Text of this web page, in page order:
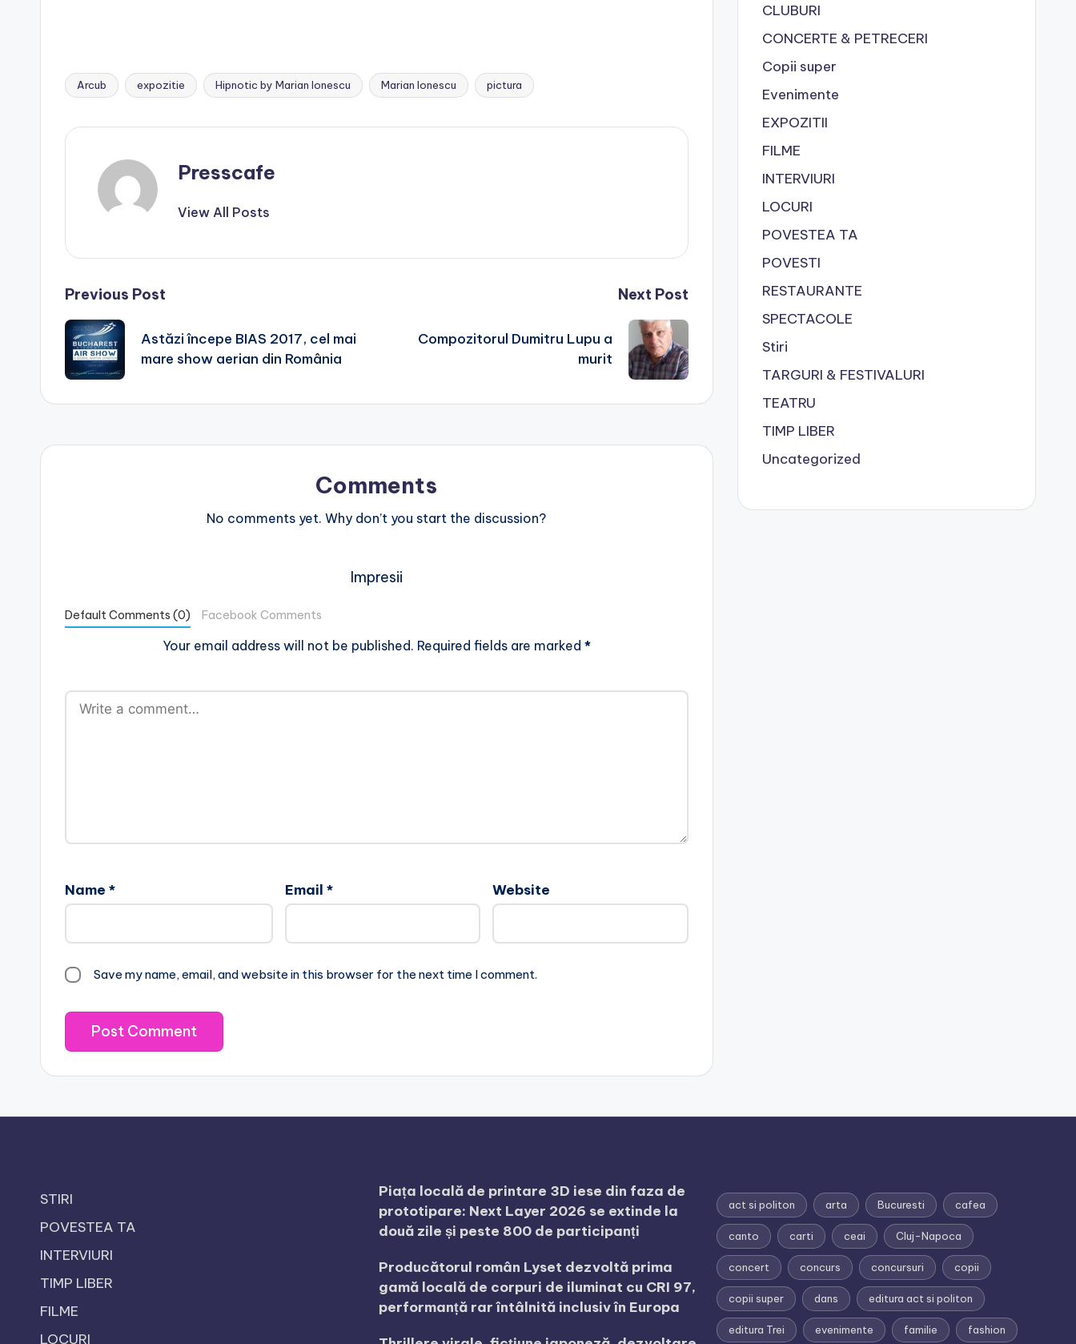
Tags:
Arcub expozitie Hipnotic by Marian Ionescu Marian Ionescu pictura
Presscafe
View All Posts
Post
navigation
Previous Post
Astăzi începe BIAS 2017, cel mai
mare show aerian din România
Next Post
Compozitorul Dumitru Lupu a
murit
Comments
No comments yet. Why don’t you start the discussion?
Impresii
Default Comments (0) Facebook Comments
Your email address will not be published. Required fields are marked *
Name * Email * Website
Save my name, email, and website in this browser for the next time I comment.
CLUBURI
CONCERTE & PETRECERI
Copii super
Evenimente
EXPOZITII
FILME
INTERVIURI
LOCURI
POVESTEA TA
POVESTI
RESTAURANTE
SPECTACOLE
Stiri
TARGURI & FESTIVALURI
TEATRU
TIMP LIBER
Uncategorized
STIRI
POVESTEA TA
INTERVIURI
TIMP LIBER
FILME
LOCURI
Piața locală de printare 3D iese din faza de
prototipare: Next Layer 2026 se extinde la
două zile și peste 800 de participanți
Producătorul român Lyset dezvoltă prima
gamă locală de corpuri de iluminat cu CRI 97,
performanță rar întâlnită inclusiv în Europa
act si politon arta Bucuresti cafea
canto carti ceai Cluj-Napoca
concert concurs concursuri copii
copii super dans editura act si politon
editura Trei evenimente familie fashion